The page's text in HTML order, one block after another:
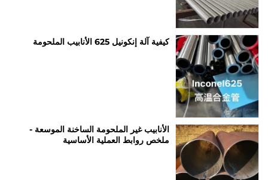
كيفية آلة إنكونيل 625 الأنابيب الملحومة
الأنابيب غير الملحومة الساخنة الموسعة -
ملخص روابط العملية الأساسية